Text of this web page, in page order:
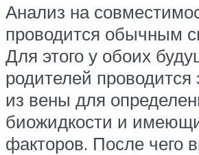
Анализ на
проводится обычным
Для этого у обоих
родителей проводится
из вены для
биожидкости и
факторов. После чего